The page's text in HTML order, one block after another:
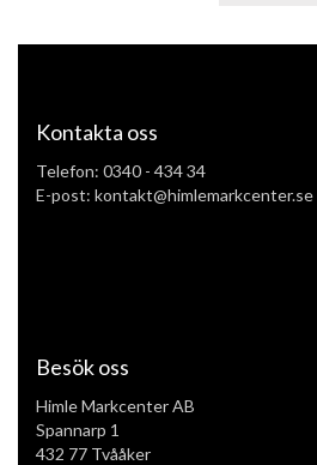
Kontakta oss
Telefon: 0340 - 434 34
E-post: kontakt@himlemarkcenter.se
Besök oss
Himle Markcenter AB
Spannarp 1
432 77 Tvååker